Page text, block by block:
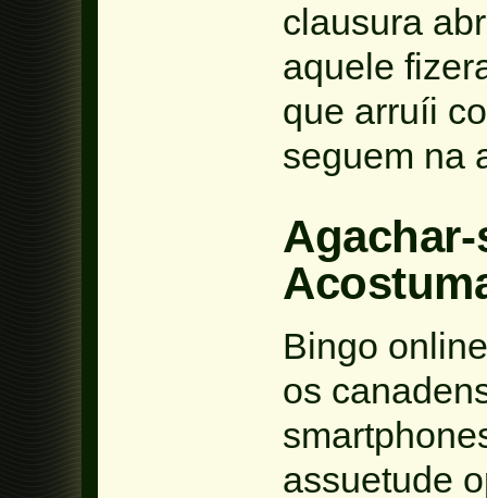
clausura
aquele
que arruíi
seguem na
Bingo
os
assuetude